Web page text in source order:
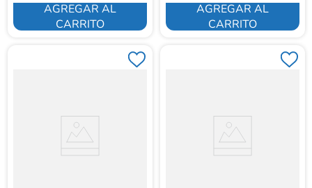
AGREGAR AL
CARRITO
AGREGAR AL
CARRITO